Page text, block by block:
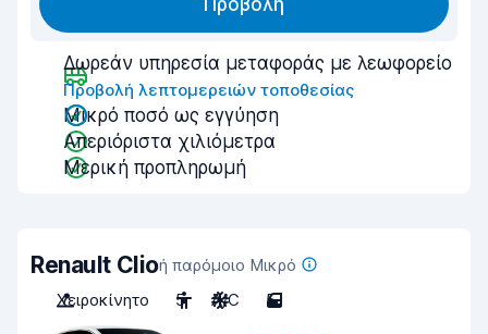
Προβολή
Δωρεάν υπηρεσία μεταφοράς με λεωφορείο
Προβολή λεπτομερειών τοποθεσίας
Μικρό ποσό ως εγγύηση
Απεριόριστα χιλιόμετρα
Μερική προπληρωμή
Renault Clioή παρόμοιο Μικρό
Χειροκίνητο
5 A/C 5